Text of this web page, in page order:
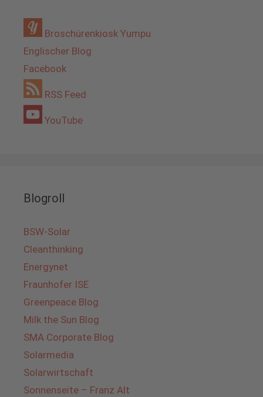
Broschürenkiosk Yumpu
Englischer Blog
Facebook
RSS Feed
YouTube
Blogroll
BSW-Solar
Cleanthinking
Energynet
Fraunhofer ISE
Greenpeace Blog
Milk the Sun Blog
SMA Corporate Blog
Solarmedia
Solarwirtschaft
Sonnenseite – Franz Alt